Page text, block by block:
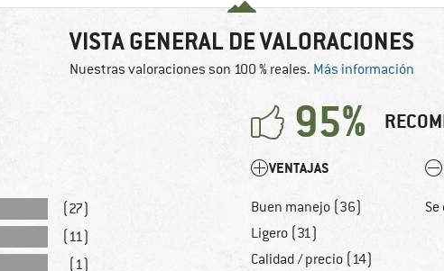
VISTA GENERAL DE VALORACIONES
Nuestras valoraciones son 100 % reales. Más información
95%
(27)
(11)
(1)
VENTAJAS
Buen manejo (36)
Ligero (31)
Calidad / precio (14)